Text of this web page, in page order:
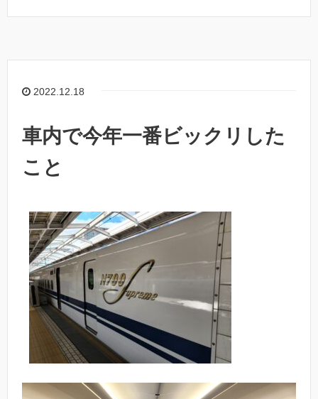
2022.12.18
車内で今年一番ビックリした
こと